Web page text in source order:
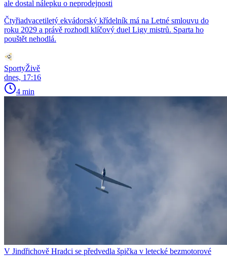
ale dostal nálepku o neprodejnosti
Čtyřiadvacetiletý ekvádorský křídelník má na Letné smlouvu do
roku 2029 a právě rozhodl klíčový duel Ligy mistrů. Sparta ho
pouštět nehodlá.
SportyŽivě
dnes, 17:16
4 min
V Jindřichově Hradci se předvedla špička v letecké bezmotorové